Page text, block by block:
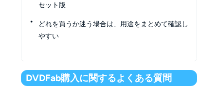
セット版
どれを買うか迷う場合は、用途をまとめて確認し
やすい
DVDFab購入に関するよくある質問